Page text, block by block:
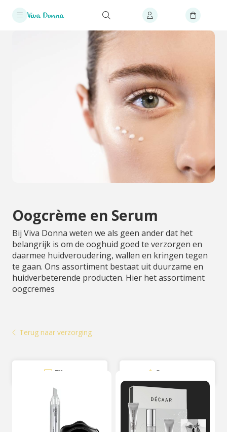
Oogcrème en Serum
Bij Viva Donna weten we als geen ander dat het
belangrijk is om de ooghuid goed te verzorgen en
daarmee huidveroudering, wallen en kringen tegen
te gaan. Ons assortiment bestaat uit duurzame en
huidverbeterende producten. Hier het assortiment
oogcremes
Terug naar verzorging
Filter Sorteer